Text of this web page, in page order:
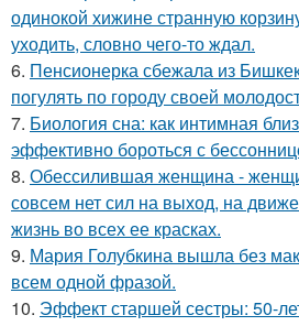
одинокой хижине странную
уходить, словно чего-то ждал.
6. Пенсионерка сбежала из
погулять по городу своей
7. Биология сна: как интимная
эффективно бороться с
8. Обессилившая женщина -
совсем нет сил на выход, на
жизнь во всех ее красках.
9. Мария Голубкина вышла без
всем одной фразой.
10. Эффект старшей сестры: 50-